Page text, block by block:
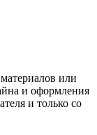
или
и оформления
и только со